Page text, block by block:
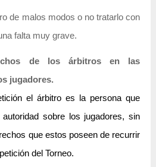
de malos modos o no tratarlo con
falta muy grave.
de los árbitros en las
jugadores.
el árbitro es la persona que
sobre los jugadores, sin
que estos poseen de recurrir
del Torneo.